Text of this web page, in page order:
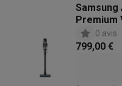
Samsung
Premium
0 avis
799,00 €